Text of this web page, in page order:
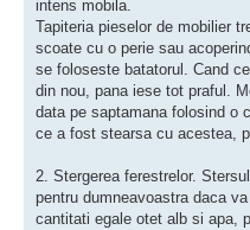
intens mobila.
Tapiteria pieselor de mobilier
scoate cu o perie sau
se foloseste batatorul. Cand
din nou, pana iese tot praful.
data pe saptamana folosind o
ce a fost stearsa cu acestea,
2. Stergerea ferestrelor.
pentru dumneavoastra daca
cantitati egale otet alb si apa,